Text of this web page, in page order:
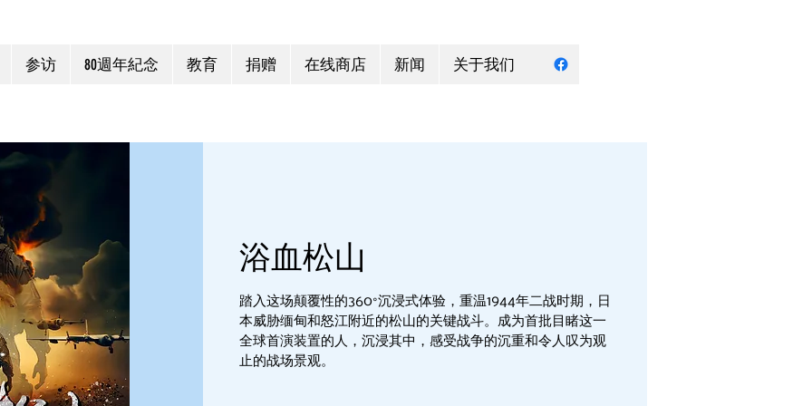
参访 80週年紀念 教育 捐赠 在线商店 新闻 关于我们
浴血松山
踏入这场颠覆性的360°沉浸式体验，重温1944年二战时期，日
本威胁缅甸和怒江附近的松山的关键战斗。成为首批目睹这一
全球首演装置的人，沉浸其中，感受战争的沉重和令人叹为观
止的战场景观。